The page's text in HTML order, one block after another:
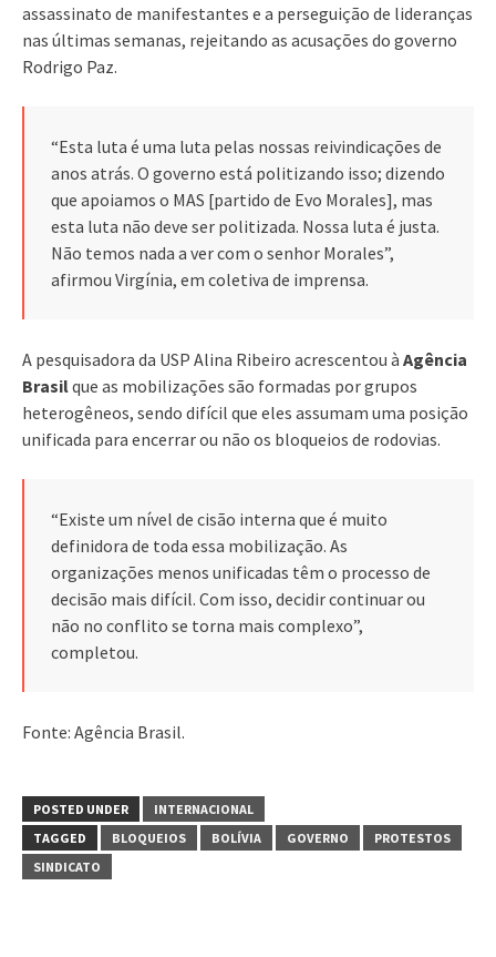
assassinato de manifestantes e a perseguição de lideranças
nas últimas semanas, rejeitando as acusações do governo
Rodrigo Paz.
“Esta luta é uma luta pelas nossas reivindicações de
anos atrás. O governo está politizando isso; dizendo
que apoiamos o MAS [partido de Evo Morales], mas
esta luta não deve ser politizada. Nossa luta é justa.
Não temos nada a ver com o senhor Morales”,
afirmou Virgínia, em coletiva de imprensa.
A pesquisadora da USP Alina Ribeiro acrescentou à Agência
Brasilque as mobilizações são formadas por grupos
heterogêneos, sendo difícil que eles assumam uma posição
unificada para encerrar ou não os bloqueios de rodovias.
“Existe um nível de cisão interna que é muito
definidora de toda essa mobilização. As
organizações menos unificadas têm o processo de
decisão mais difícil. Com isso, decidir continuar ou
não no conflito se torna mais complexo”,
completou.
Fonte: Agência Brasil.
POSTED UNDER
INTERNACIONAL
TAGGED
BLOQUEIOS BOLÍVIA GOVERNO
PROTESTOS
SINDICATO